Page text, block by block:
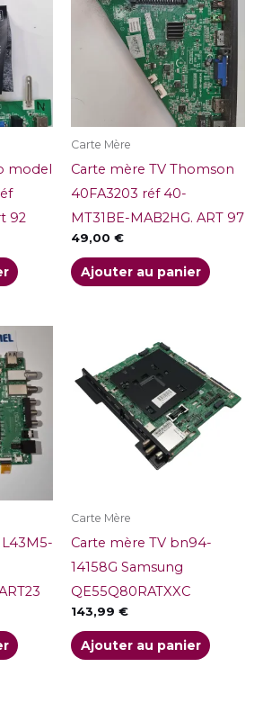
model
92
Carte Mère
Carte mère TV Thomson
40FA3203 réf 40-
MT31BE-MAB2HG. ART 97
49,00 €
Ajouter au panier
Carte Mère
Carte mère TV bn94-
14158G Samsung
QE55Q80RATXXC
143,99 €
Ajouter au panier